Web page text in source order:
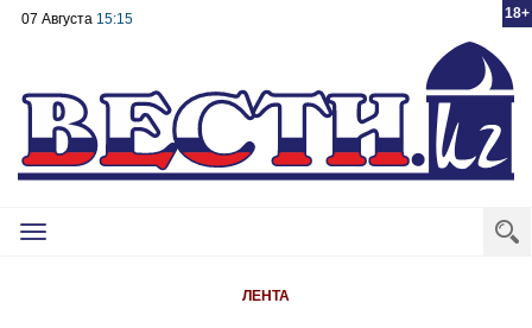
18+
07 Августа 15:15
Toggle
ЛЕНТА